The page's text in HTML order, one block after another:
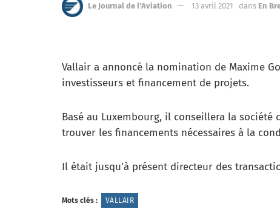
Le Journal de l'Aviation 13 avril 2021 dans En
Vallair a annoncé la nomination de Maxime
investisseurs et financement de projets.
Basé au Luxembourg, il conseillera la société
trouver les financements nécessaires à la
Il était jusqu’à présent directeur des
Mots clés : VALLAIR